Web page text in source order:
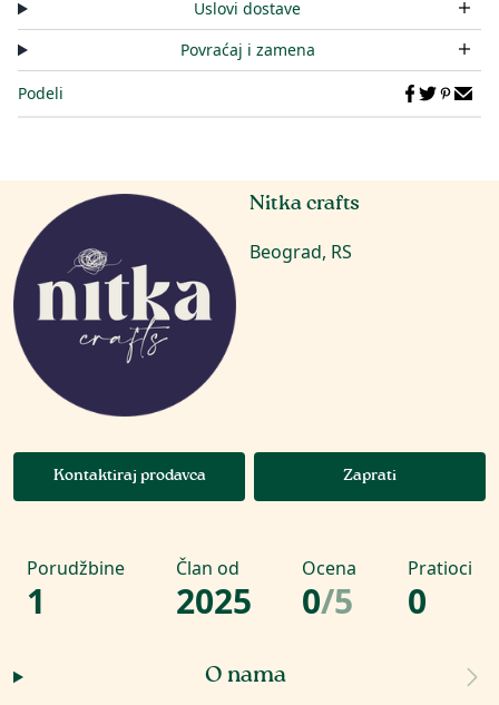
Uslovi dostave
Povraćaj i zamena
Podeli
Nitka crafts
Beograd, RS
Kontaktiraj prodavca Zaprati
Porudžbine
1
Član od
2025
Ocena
0/5
Pratioci
0
O nama